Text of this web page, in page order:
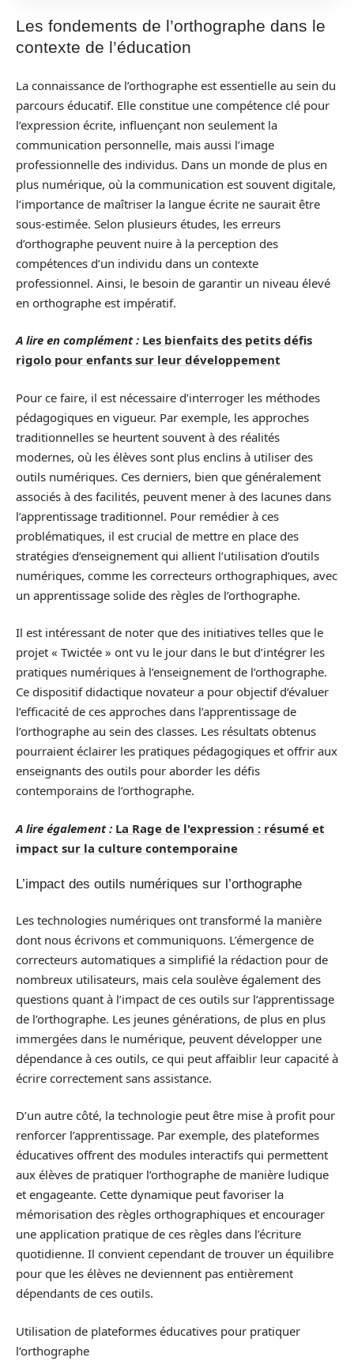
Les fondements de l’orthographe dans le
contexte de l’éducation
La connaissance de l’orthographe est essentielle au sein du
parcours éducatif. Elle constitue une compétence clé pour
l’expression écrite, influençant non seulement la
communication personnelle, mais aussi l’image
professionnelle des individus. Dans un monde de plus en
plus numérique, où la communication est souvent digitale,
l’importance de maîtriser la langue écrite ne saurait être
sous-estimée. Selon plusieurs études, les erreurs
d’orthographe peuvent nuire à la perception des
compétences d’un individu dans un contexte
professionnel. Ainsi, le besoin de garantir un niveau élevé
en orthographe est impératif.
A lire en complément : Les bienfaits des petits défis
rigolo pour enfants sur leur développement
Pour ce faire, il est nécessaire d’interroger les méthodes
pédagogiques en vigueur. Par exemple, les approches
traditionnelles se heurtent souvent à des réalités
modernes, où les élèves sont plus enclins à utiliser des
outils numériques. Ces derniers, bien que généralement
associés à des facilités, peuvent mener à des lacunes dans
l’apprentissage traditionnel. Pour remédier à ces
problématiques, il est crucial de mettre en place des
stratégies d’enseignement qui allient l’utilisation d’outils
numériques, comme les correcteurs orthographiques, avec
un apprentissage solide des règles de l’orthographe.
Il est intéressant de noter que des initiatives telles que le
projet « Twictée » ont vu le jour dans le but d’intégrer les
pratiques numériques à l’enseignement de l’orthographe.
Ce dispositif didactique novateur a pour objectif d’évaluer
l’efficacité de ces approches dans l’apprentissage de
l’orthographe au sein des classes. Les résultats obtenus
pourraient éclairer les pratiques pédagogiques et offrir aux
enseignants des outils pour aborder les défis
contemporains de l’orthographe.
A lire également : La Rage de l'expression : résumé et
impact sur la culture contemporaine
L’impact des outils numériques sur l’orthographe
Les technologies numériques ont transformé la manière
dont nous écrivons et communiquons. L’émergence de
correcteurs automatiques a simplifié la rédaction pour de
nombreux utilisateurs, mais cela soulève également des
questions quant à l’impact de ces outils sur l’apprentissage
de l’orthographe. Les jeunes générations, de plus en plus
immergées dans le numérique, peuvent développer une
dépendance à ces outils, ce qui peut affaiblir leur capacité à
écrire correctement sans assistance.
D’un autre côté, la technologie peut être mise à profit pour
renforcer l’apprentissage. Par exemple, des plateformes
éducatives offrent des modules interactifs qui permettent
aux élèves de pratiquer l’orthographe de manière ludique
et engageante. Cette dynamique peut favoriser la
mémorisation des règles orthographiques et encourager
une application pratique de ces règles dans l’écriture
quotidienne. Il convient cependant de trouver un équilibre
pour que les élèves ne deviennent pas entièrement
dépendants de ces outils.
Utilisation de plateformes éducatives pour pratiquer
l’orthographe